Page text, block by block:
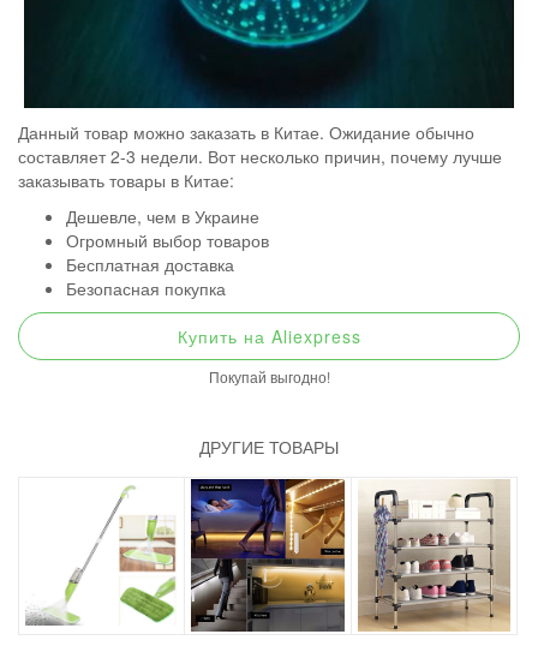
Данный товар можно заказать в Китае. Ожидание обычно
составляет 2-3 недели. Вот несколько причин, почему лучше
заказывать товары в Китае:
Дешевле, чем в Украине
Огромный выбор товаров
Бесплатная доставка
Безопасная покупка
Купить на Aliexpress
Покупай выгодно!
ДРУГИЕ ТОВАРЫ